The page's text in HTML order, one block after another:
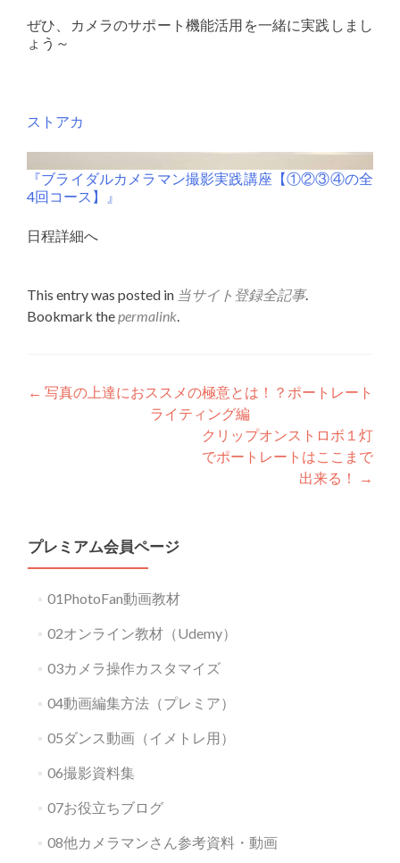
ぜひ、カメラのサポート機能活用を一緒に実践しまし
ょう～
ストアカ
『ブライダルカメラマン撮影実践講座【①②③④の全
4回コース】』
日程詳細へ
This entry was posted in 当サイト登録全記事.
Bookmark thepermalink.
Post
navigation
← 写真の上達におススメの極意とは！？ポートレート
ライティング編
クリップオンストロボ１灯
でポートレートはここまで
出来る！
→
プレミアム会員ページ
01PhotoFan動画教材
02オンライン教材（Udemy）
03カメラ操作カスタマイズ
04動画編集方法（プレミア）
05ダンス動画（イメトレ用）
06撮影資料集
07お役立ちブログ
08他カメラマンさん参考資料・動画